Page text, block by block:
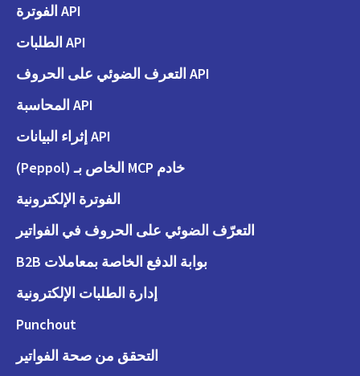
API الفوترة
API الطلبات
API التعرف الضوئي على الحروف
API المحاسبة
API إثراء البيانات
خادم MCP الخاص بـ (Peppol)
الفوترة الإلكترونية
التعرّف الضوئي على الحروف في الفواتير
بوابة الدفع الخاصة بمعاملات B2B
إدارة الطلبات الإلكترونية
Punchout
التحقق من صحة الفواتير